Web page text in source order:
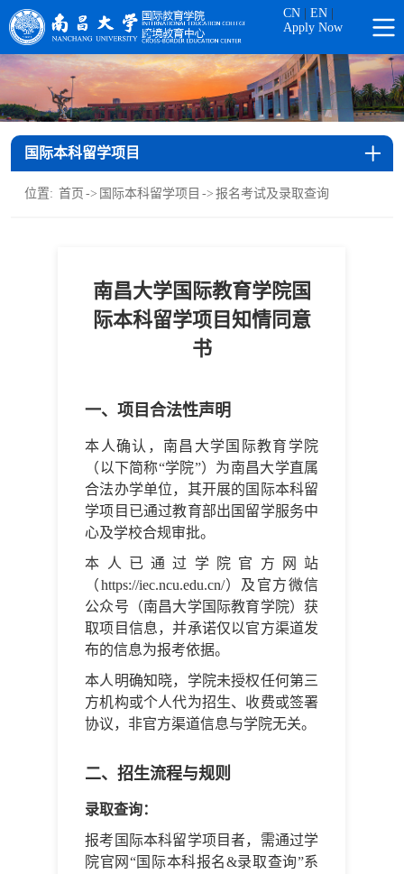
CN| EN|
Apply Now
国际本科留学项目
位置: 首页 -> 国际本科留学项目 -> 报名考试及录取查询
南昌大学国际教育学院国
际本科留学项目知情同意
书
一、项目合法性声明
本人确认，南昌大学国际教育学院
（以下简称“学院”）为南昌大学直属
合法办学单位，其开展的国际本科留
学项目已通过教育部出国留学服务中
心及学校合规审批。
本人已通过学院官方网站
（https://iec.ncu.edu.cn/）及官方微信
公众号（南昌大学国际教育学院）获
取项目信息，并承诺仅以官方渠道发
布的信息为报考依据。
本人明确知晓，学院未授权任何第三
方机构或个人代为招生、收费或签署
协议，非官方渠道信息与学院无关。
二、招生流程与规则
录取查询：
报考国际本科留学项目者，需通过学
院官网“国际本科报名&录取查询”系